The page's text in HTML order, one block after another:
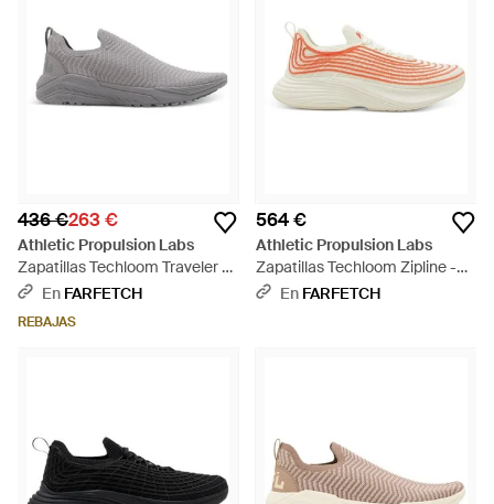
436 €263 €
Athletic Propulsion Labs
Zapatillas Techloom Traveler -
Blanco
En FARFETCH
REBAJAS
564 €
Athletic Propulsion Labs
Zapatillas Techloom Zipline -
RosaEn FARFETCH